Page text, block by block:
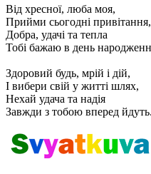
Від хресної, люба моя,
Прийми сьогодні привітання,
Добра, удачі та тепла
Тобі бажаю в день
Здоровий будь, мрій і дій,
І вибери свій у житті шлях,
Нехай удача та надія
Завжди з тобою вперед йдуть.